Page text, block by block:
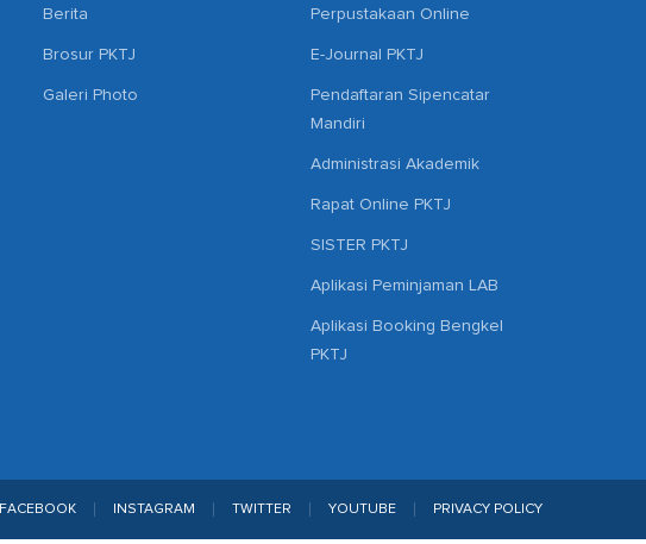
Berita
Brosur PKTJ
Galeri Photo
Perpustakaan Online
E-Journal PKTJ
Pendaftaran Sipencatar
Mandiri
Administrasi Akademik
Rapat Online PKTJ
SISTER PKTJ
Aplikasi Peminjaman LAB
Aplikasi Booking Bengkel
PKTJ
FACEBOOK INSTAGRAM TWITTER YOUTUBE PRIVACY POLICY